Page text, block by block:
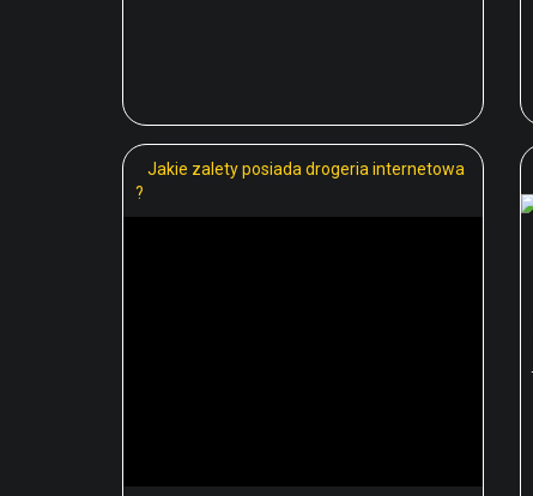
Jakie zalety posiada drogeria internetowa
?